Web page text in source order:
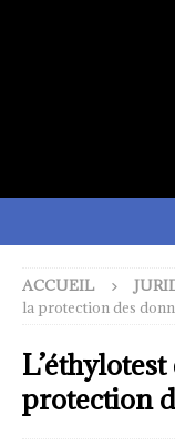
ACCUEIL
la protection des
protection